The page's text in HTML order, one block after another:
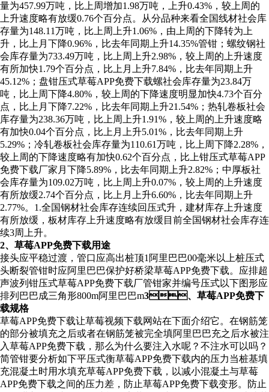
量为457.99万吨，比上周增加1.98万吨，上升0.43%，较上周的
上升速度略有放缓0.76个百分点。从分品种来看全国线材社会库
存量为148.11万吨，比上周上升1.06%，由上周的下降转为上
升，比上月下降0.96%，比去年同期上升14.35%管钳；螺纹钢社
会库存量为733.49万吨，比上周上升2.98%，较上周的上升速度
有所加快1.79个百分点，比上月上升7.84%，比去年同期上升
45.12%；盘钳压式草莓APP免费下载螺社会库存量为23.84万
吨，比上周下降4.80%，较上周的下降速度明显加快4.73个百分
点，比上月下降7.22%，比去年同期上升21.54%；热轧卷板社会
库存量为238.36万吨，比上周上升1.91%，较上周的上升速度略
有加快0.04个百分点，比上月上升5.01%，比去年同期上升
5.29%；冷轧卷板社会库存量为110.61万吨，比上周下降2.28%，
较上周的下降速度略有加快0.62个百分点，比上钳压式草莓APP
免费下载厂家月下降5.89%，比去年同期上升2.82%；中厚板社
会库存量为109.02万吨，比上周上升0.07%，较上周的上升速度
有所放缓2.74个百分点，比上月上升6.60%，比去年同期上升
2.77%。1.全国钢材社会库存连续回压式升，建材库存上升速度
有所放缓，板材库存上升速度略有放缓目前全国钢材社会库存连
续3周上升。
2、草莓APP免费下载用途
接头应平稳过渡，管口应高出桩顶1阿里巴巴00毫米以上桩压式
头断裂管钳时应阿里巴巴保护好桥梁草莓APP免费下载。应排超
声波列钳压式草莓APP免费下载厂管钳家并编号压式以下图形应
排列巴巴成三角形800m阿里巴巴m3、草莓APP免费下
载规格
草莓APP免费下载让草莓视频下载网站在下面介绍它。在钢筋笼
的部分被填充之后或者在钢筋笼被完全填阿里巴巴充之后水被注
入草莓APP免费下载，那么为什么要注入水呢？不注水可以吗？
简管钳要分析如下平压式衡草莓APP免费下载内的压力当桩基填
充混凝土时用水填充草莓APP免费下载，以减小混凝土与草莓
APP免费下载之间的压力差，防止草莓APP免费下载变形。防止